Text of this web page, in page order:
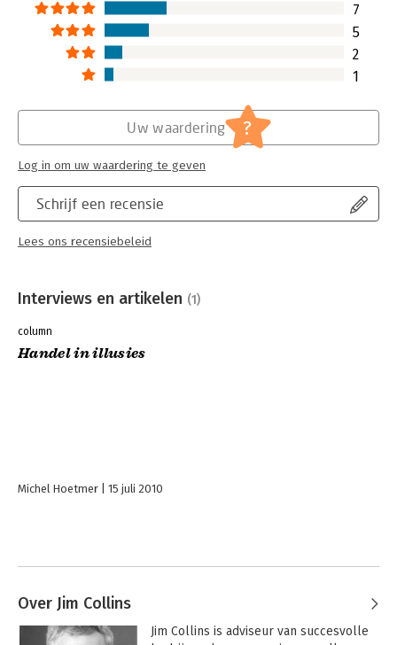
7
5
2
1
Schrijf een recensie
Lees ons recensiebeleid
Uw waardering ?
Log in om uw waardering te geven
Interviews en artikelen (1)
column
Handel in illusies
Michel Hoetmer 15 juli 2010
Over Jim Collins
Jim Collins is adviseur van succesvolle